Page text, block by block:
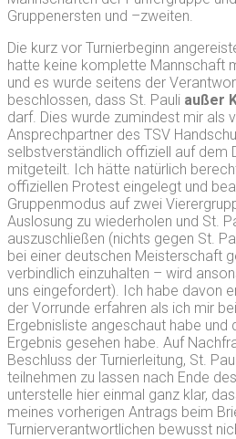
Gruppenersten und –zweiten.
Die kurz vor Turnierbeginn
hatte keine komplette Mannschaft
und es wurde seitens der
beschlossen, dass St. Pauli außer
darf. Dies wurde zumindest mir als
Ansprechpartner des TSV
selbstverständlich offiziell auf dem
mitgeteilt. Ich hätte natürlich
offiziellen Protest eingelegt und
Gruppenmodus auf zwei
Auslosung zu wiederholen und St.
auszuschließen (nichts gegen St.
bei einer deutschen Meisterschaft
verbindlich einzuhalten – wird
uns eingefordert). Ich habe davon
der Vorrunde erfahren als ich mir
Ergebnisliste angeschaut habe und
Ergebnis gesehen habe. Auf
Beschluss der Turnierleitung, St.
teilnehmen zu lassen nach Ende
unterstelle hier einmal ganz klar,
meines vorherigen Antrags beim
Turnierverantwortlichen bewusst